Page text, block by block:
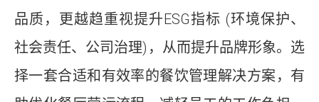
品质，更越趋重视提升ESG指标 (环境保护、
社会责任、公司治理)，从而提升品牌形象。选
择一套合适和有效率的餐饮管理解决方案，有